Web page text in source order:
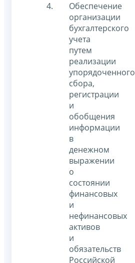
Обеспечение
организации
бухгалтерского
учета
путем
реализации
упорядоченного
сбора,
регистрации
и
обобщения
информации
в
денежном
выражении
о
состоянии
финансовых
и
нефинансовых
активов
и
обязательств
Российской